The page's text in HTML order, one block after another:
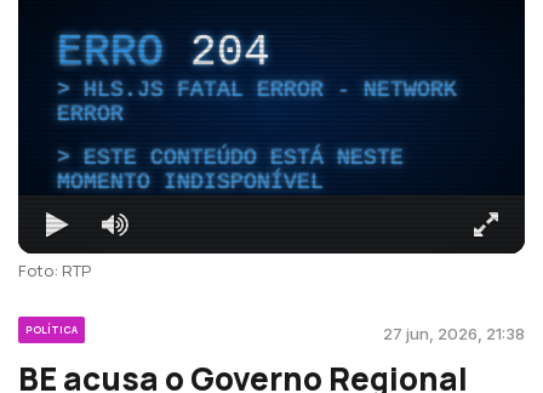
ERRO204
HLS.JS FATAL ERROR - NETWORK
ERROR
ESTE CONTEÚDO ESTÁ NESTE
MOMENTO INDISPONÍVEL
Foto: RTP
POLÍTICA 27 jun, 2026, 21:38
BE acusa o Governo Regional